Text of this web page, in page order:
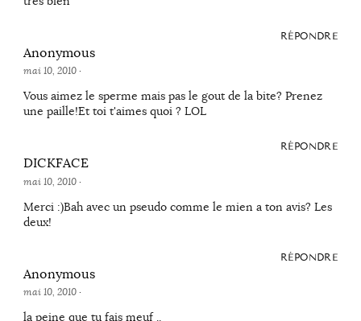
RÉPONDRE
Anonymous
mai 10, 2010·
Vous aimez le sperme mais pas le gout de la bite? Prenez
une paille!Et toi t'aimes quoi ? LOL
RÉPONDRE
DICKFACE
mai 10, 2010·
Merci :)Bah avec un pseudo comme le mien a ton avis? Les
deux!
RÉPONDRE
Anonymous
mai 10, 2010·
la peine que tu fais meuf ..